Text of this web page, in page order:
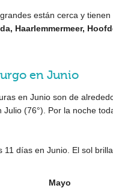
están cerca y tienen
Haarlemmermeer,
en Junio
en Junio son de
Julio (76°). Por la noche
11 días en Junio. El sol
Mayo